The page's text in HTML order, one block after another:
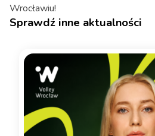
Wrocławiu!
Sprawdź inne aktualności